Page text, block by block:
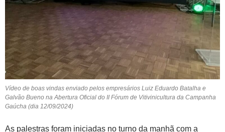
Vídeo de boas vindas enviado pelos empresários Luiz Eduardo Batalha e
Galvão Bueno na Abertura Oficial do II Fórum de Vitivinicultura da Campanha
Gaúcha (dia 12/09/2024)
As palestras foram iniciadas no turno da manhã com a